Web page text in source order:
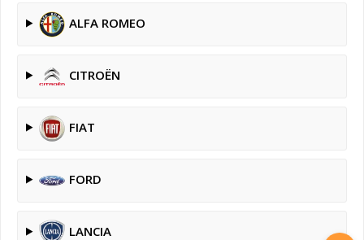
ALFA ROMEO
CITROËN
FIAT
FORD
LANCIA